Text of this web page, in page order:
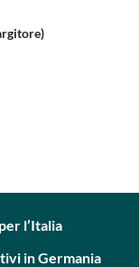
l’Italia
in Germania